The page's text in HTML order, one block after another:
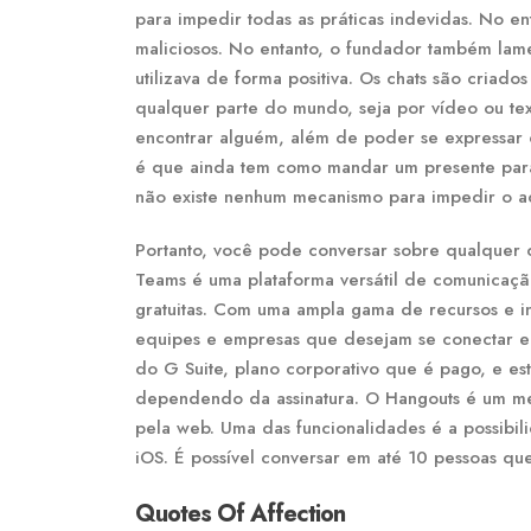
para impedir todas as práticas indevidas. No
maliciosos. No entanto, o fundador também
utilizava de forma positiva. Os chats são
qualquer parte do mundo, seja por vídeo ou
encontrar alguém, além de poder se
é que ainda tem como mandar um presente
não existe nenhum mecanismo para impedir o
Portanto, você pode conversar sobre
Teams é uma plataforma versátil de
gratuitas. Com uma ampla gama de recursos e
equipes e empresas que desejam se conectar
do G Suite, plano corporativo que é pago, e
dependendo da assinatura. O Hangouts é um
pela web. Uma das funcionalidades é a
iOS. É possível conversar em até 10 pessoas
Quotes Of Affection